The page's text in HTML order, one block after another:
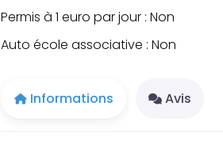
Permis à 1 euro par jour : Non
Auto école associative : Non
Informations Avis